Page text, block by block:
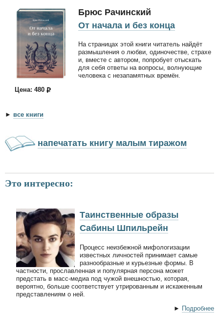
Брюс Рачинский
От начала и без конца
На страницах этой книги читатель найдёт
размышления о любви, одиночестве, страхе
и, вместе с автором, попробует отыскать
для себя ответы на вопросы, волнующие
человека с незапамятных времён.
Цена: 480
► все книги
напечатать книгу малым тиражом
Это интересно:
Таинственные образы
Сабины Шпильрейн
Процесс неизбежной мифологизации
известных личностей принимает самые
разнообразные и курьезные формы. В
частности, прославленная и популярная персона может
предстать в масс-медиа под чужой внешностью, которая,
вероятно, больше соответствует утрированным и искаженным
представлениям о ней.
► Подробнее